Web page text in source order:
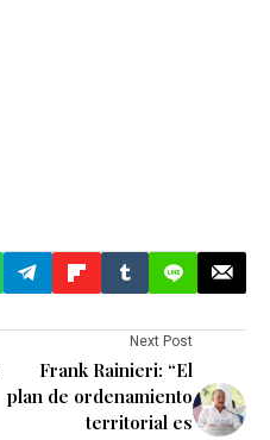
Next Post
Frank Rainieri: “El
plan de ordenamiento
territorial es